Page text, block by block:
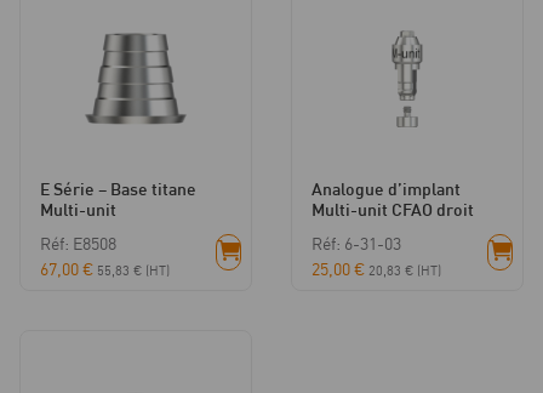
E Série – Base titane
Multi-unit
Réf: E8508
67,00€ 55,83 € (HT)
Analogue d’implant
Multi-unit CFAO droit
Réf: 6-31-03
25,00€ 20,83 € (HT)